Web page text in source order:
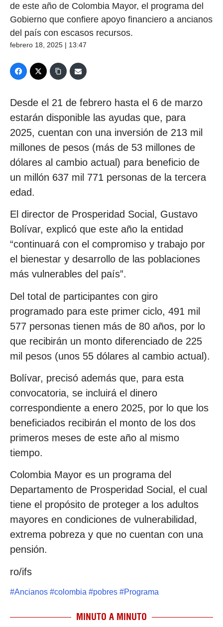
de este año de Colombia Mayor, el programa del
Gobierno que confiere apoyo financiero a ancianos
del país con escasos recursos.
febrero 18, 2025 | 13:47
Desde el 21 de febrero hasta el 6 de marzo
estarán disponible las ayudas que, para
2025, cuentan con una inversión de 213 mil
millones de pesos (más de 53 millones de
dólares al cambio actual) para beneficio de
un millón 637 mil 771 personas de la tercera
edad.
El director de Prosperidad Social, Gustavo
Bolívar, explicó que este año la entidad
“continuará con el compromiso y trabajo por
el bienestar y desarrollo de las poblaciones
más vulnerables del país”.
Del total de participantes con giro
programado para este primer ciclo, 491 mil
577 personas tienen más de 80 años, por lo
que recibirán un monto diferenciado de 225
mil pesos (unos 55 dólares al cambio actual).
Bolívar, precisó además que, para esta
convocatoria, se incluirá el dinero
correspondiente a enero 2025, por lo que los
beneficiados recibirán el monto de los dos
primeros meses de este año al mismo
tiempo.
Colombia Mayor es un programa del
Departamento de Prosperidad Social, el cual
tiene el propósito de proteger a los adultos
mayores en condiciones de vulnerabilidad,
extrema pobreza y que no cuentan con una
pensión.
ro/ifs
#Ancianos #colombia #pobres #Programa
MINUTO A MINUTO